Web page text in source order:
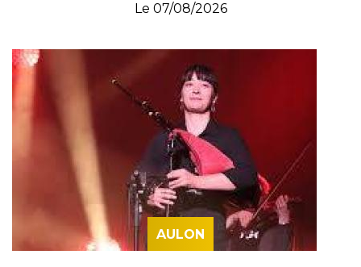
Le 07/08/2026
AULON